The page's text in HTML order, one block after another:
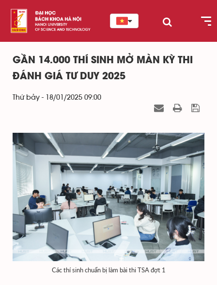
GẦN 14.000 THÍ SINH MỞ MÀN KỲ THI
ĐÁNH GIÁ TƯ DUY 2025
Thứ bảy - 18/01/2025 09:00
Các thí sinh chuẩn bị làm bài thi TSA đợt 1